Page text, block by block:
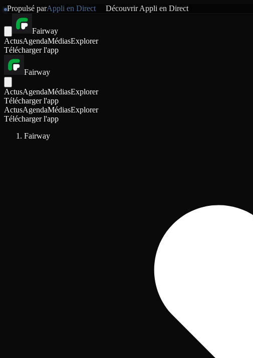
Propulsé parAppli en Direct DécouvrirAppli en Direct
Fairway
ActusAgendaMédiasExplorer
Télécharger l'app
Fairway
ActusAgendaMédiasExplorer
Télécharger l'app
ActusAgendaMédiasExplorer
Télécharger l'app
Fairway